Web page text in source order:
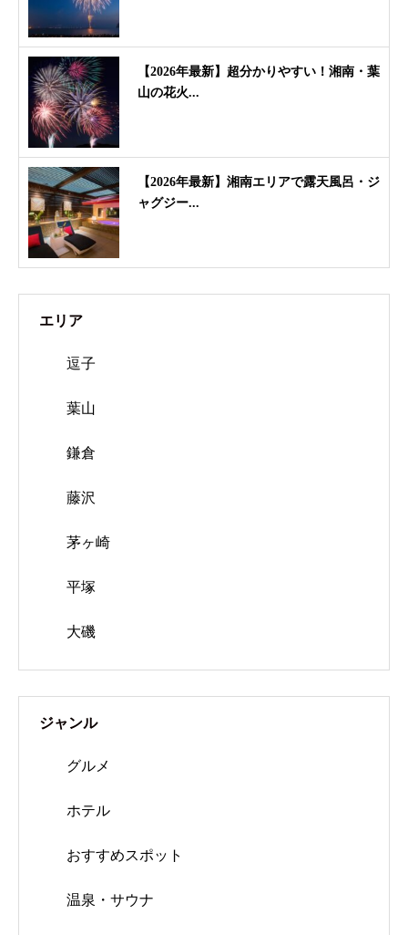
【2026年最新】超分かりやすい！湘南・葉
山の花火...
【2026年最新】湘南エリアで露天風呂・ジ
ャグジー...
エリア
逗子
葉山
鎌倉
藤沢
茅ヶ崎
平塚
大磯
ジャンル
グルメ
ホテル
おすすめスポット
温泉・サウナ